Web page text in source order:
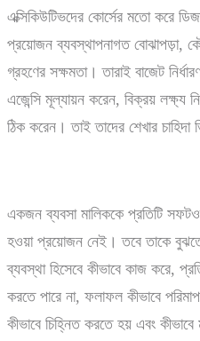
এক্সিকিউটিভদের কোর্সের মতো করে
প্রয়োজন ব্যবস্থাপনাগত বোঝাপড়া,
গ্রহণের সক্ষমতা। তারাই বাজেট
এজেন্সি মূল্যায়ন করেন, বিক্রয় লক্ষ্য
ঠিক করেন। তাই তাদের শেখার চাহিদা
একজন ব্যবসা মালিককে প্রতিটি
হওয়া প্রয়োজন নেই। তবে তাকে বুঝতে
ব্যবস্থা হিসেবে কীভাবে কাজ করে,
করতে পারে না, ফলাফল কীভাবে
কীভাবে চিহ্নিত করতে হয় এবং কীভাবে